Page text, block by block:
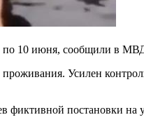
1 по 10 июня, сообщили в
Усилен
фиктивной постановки на